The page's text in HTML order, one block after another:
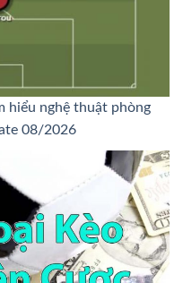
hiểu nghệ thuật phòng
08/2026